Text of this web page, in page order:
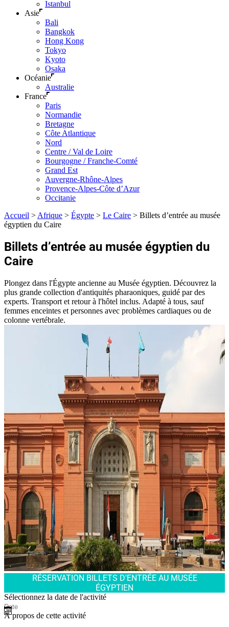
Istanbul
Asie
Bali
Bangkok
Hong Kong
Tokyo
Kyoto
Osaka
Océanie
Australie
France
Paris
Normandie
Bretagne
Côte Atlantique
Nord
Centre / Val de Loire
Bourgogne / Franche-Comté
Grand Est
Auvergne-Rhône-Alpes
Provence-Alpes-Côte d’Azur
Occitanie
Accueil > Afrique > Égypte > Le Caire > Billets d’entrée au musée
égyptien du Caire
Billets d’entrée au musée égyptien du
Caire
Plongez dans l'Égypte ancienne au Musée égyptien. Découvrez la
plus grande collection d'antiquités pharaoniques, guidé par des
experts. Transport et retour à l'hôtel inclus. Adapté à tous, sauf
femmes enceintes et personnes avec problèmes cardiaques ou de
colonne vertébrale.
RÉSERVATION BILLETS D'ENTRÉE AU MUSÉE
ÉGYPTIEN
Sélectionnez la date de l'activité
À propos de cette activité